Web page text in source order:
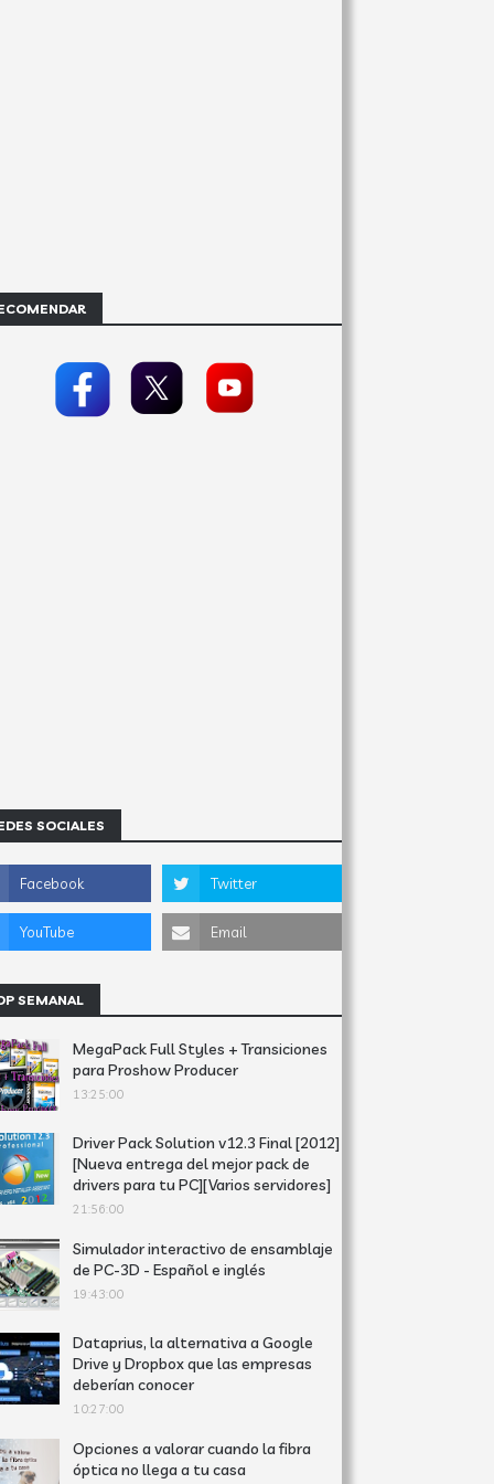
SOCIALES
SEMANAL
MegaPack Full Styles + Transiciones
para Proshow Producer
13:25:00
Driver Pack Solution v12.3 Final [2012]
[Nueva entrega del mejor pack de
drivers para tu PC][Varios servidores]
21:56:00
Simulador interactivo de ensamblaje
de PC-3D - Español e inglés
19:43:00
Dataprius, la alternativa a Google
Drive y Dropbox que las empresas
deberían conocer
10:27:00
Opciones a valorar cuando la fibra
óptica no llega a tu casa